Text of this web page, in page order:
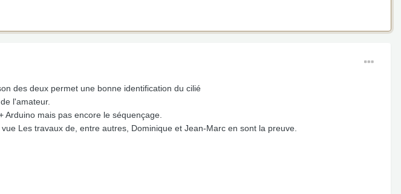
des deux permet une bonne identification du cilié
l'amateur.
Arduino mais pas encore le séquençage.
Les travaux de, entre autres, Dominique et Jean-Marc en sont la preuve.